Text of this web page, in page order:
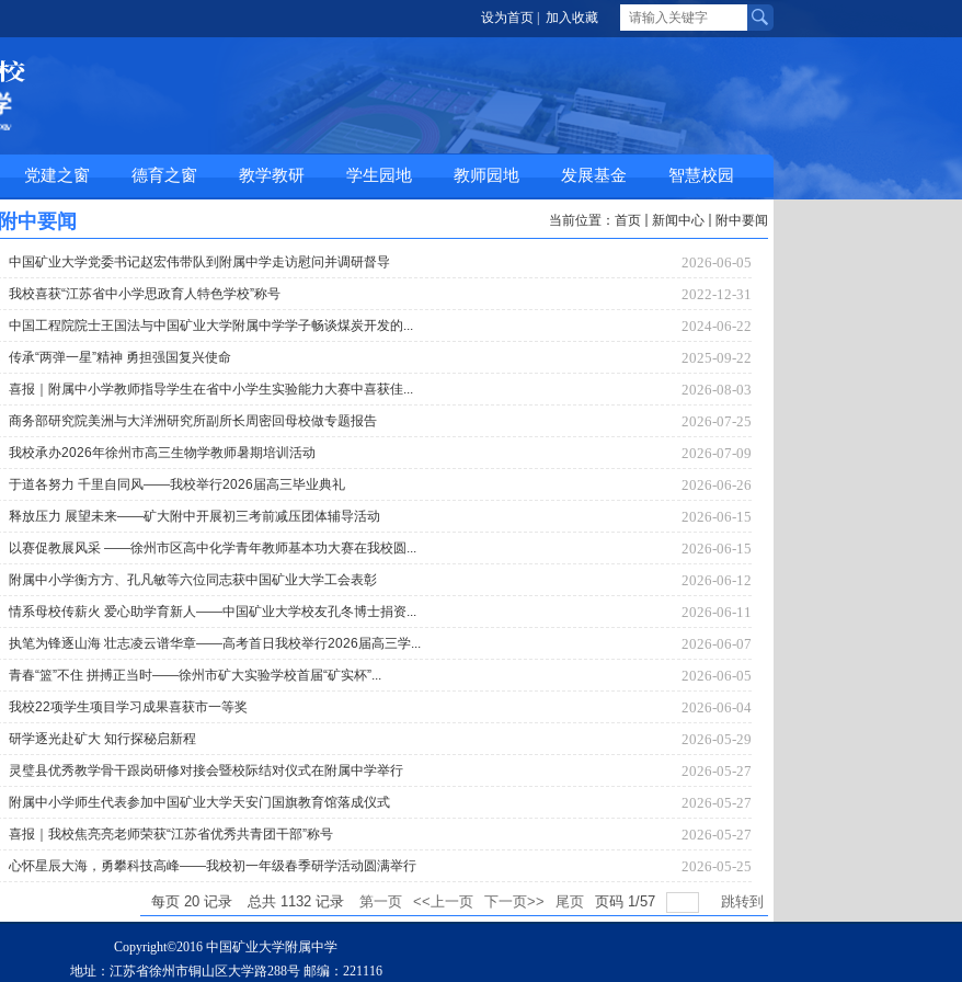
设为首页 | 加入收藏
党建之窗 德育之窗 教学教研 学生园地 教师园地 发展基金 智慧校园
附中要闻 当前位置： 首页 新闻中心 附中要闻
2026-06-05
中国矿业大学党委书记赵宏伟带队到附属中学走访慰问并调研督导
2022-12-31
我校喜获“江苏省中小学思政育人特色学校”称号
2024-06-22
中国工程院院士王国法与中国矿业大学附属中学学子畅谈煤炭开发的...
2025-09-22
传承“两弹一星”精神 勇担强国复兴使命
2026-08-03
喜报｜附属中小学教师指导学生在省中小学生实验能力大赛中喜获佳...
2026-07-25
商务部研究院美洲与大洋洲研究所副所长周密回母校做专题报告
2026-07-09
我校承办2026年徐州市高三生物学教师暑期培训活动
2026-06-26
于道各努力 千里自同风——我校举行2026届高三毕业典礼
2026-06-15
释放压力 展望未来——矿大附中开展初三考前减压团体辅导活动
2026-06-15
以赛促教展风采 ——徐州市区高中化学青年教师基本功大赛在我校圆...
2026-06-12
附属中小学衡方方、孔凡敏等六位同志获中国矿业大学工会表彰
2026-06-11
情系母校传薪火 爱心助学育新人——中国矿业大学校友孔冬博士捐资...
2026-06-07
执笔为锋逐山海 壮志凌云谱华章——高考首日我校举行2026届高三学...
2026-06-05
青春“篮”不住 拼搏正当时——徐州市矿大实验学校首届“矿实杯”...
2026-06-04
我校22项学生项目学习成果喜获市一等奖
2026-05-29
研学逐光赴矿大 知行探秘启新程
2026-05-27
灵璧县优秀教学骨干跟岗研修对接会暨校际结对仪式在附属中学举行
2026-05-27
附属中小学师生代表参加中国矿业大学天安门国旗教育馆落成仪式
2026-05-27
喜报｜我校焦亮亮老师荣获“江苏省优秀共青团干部”称号
2026-05-25
心怀星辰大海，勇攀科技高峰——我校初一年级春季研学活动圆满举行
每页 20 记录 总共 1132 记录 第一页 <<上一页 下一页>> 尾页 页码 1/57 跳转到
Copyright©2016 中国矿业大学附属中学
地址：江苏省徐州市铜山区大学路288号 邮编：221116